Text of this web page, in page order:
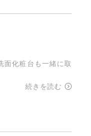
面化粧台も一緒に取